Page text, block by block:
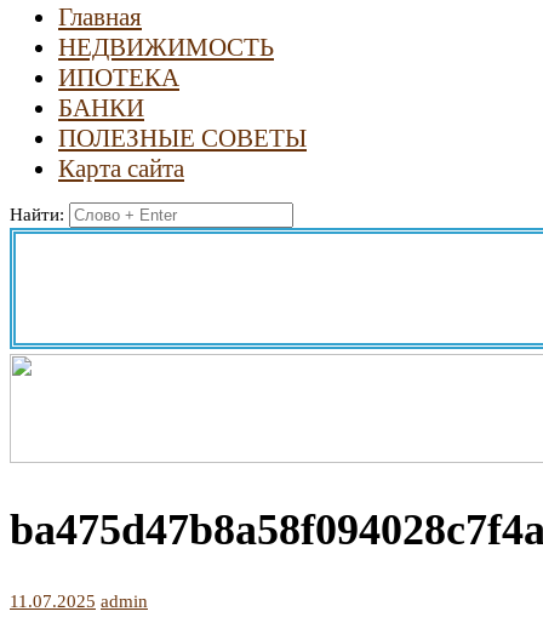
Главная
НЕДВИЖИМОСТЬ
ИПОТЕКА
БАНКИ
ПОЛЕЗНЫЕ СОВЕТЫ
Карта сайта
Найти:
11.07.2025 admin